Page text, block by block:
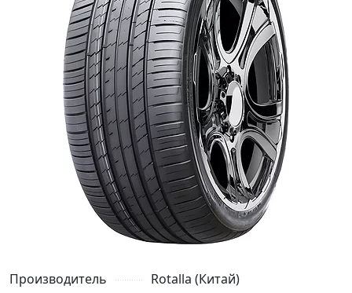
Производитель
Rotalla (Китай)